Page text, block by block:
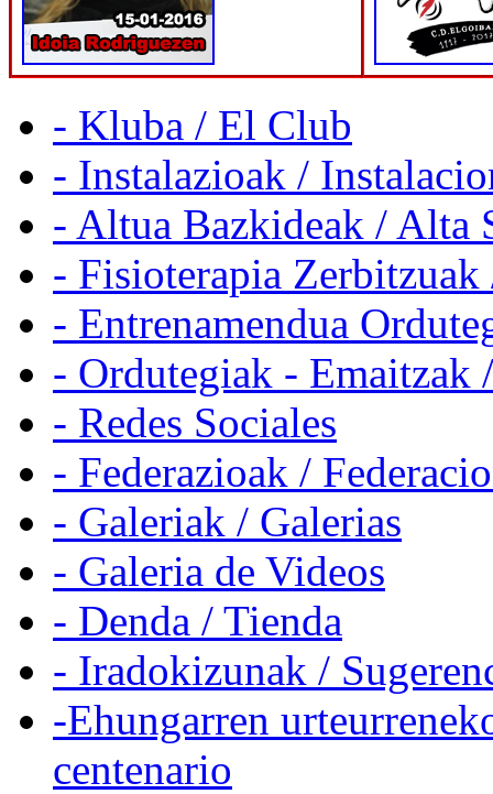
- Kluba / El Club
- Instalazioak /
- Altua Bazkideak / Alta
- Fisioterapia
- Entrenamendua
- Ordutegiak - Emaitzak
- Redes Sociales
- Federazioak /
- Galeriak / Galerias
- Galeria de Videos
- Denda / Tienda
- Iradokizunak /
-Ehungarren
centenario